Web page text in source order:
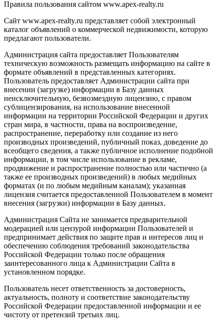
Правила пользования сайтом www.apex-realty.ru
Сайт www.apex-realty.ru представляет собой электронный
каталог объявлений о коммерческой недвижимости, которую
предлагают пользователи.
Администрация сайта предоставляет Пользователям
техническую возможность размещать информацию на сайте в
формате объявлений в представленных категориях.
Пользователь предоставляет Администрации сайта при
внесении (загрузке) информации в Базу данных
неисключительную, безвозмездную лицензию, с правом
сублицензирования, на использование внесенной
информации на территории Российской Федерации и других
стран мира, в частности, права на воспроизведение,
распространение, переработку или создание из него
производных произведений, публичный показ, доведение до
всеобщего сведения, а также публичное исполнение подобной
информации, в том числе использование в рекламе,
продвижение и распространение полностью или частично (а
также ее производных произведений) в любых медийных
форматах (и по любым медийным каналам); указанная
лицензия считается предоставленной Пользователем в момент
внесения (загрузки) информации в Базу данных.
Администрация Сайта не занимается предварительной
модерацией или цензурой информации Пользователей и
предпринимает действия по защите прав и интересов лиц и
обеспечению соблюдения требований законодательства
Российской Федерации только после обращения
заинтересованного лица к Администрации Сайта в
установленном порядке.
Пользователь несет ответственность за достоверность,
актуальность, полноту и соответствие законодательству
Российской Федерации предоставленной информации и ее
чистоту от претензий третьих лиц.